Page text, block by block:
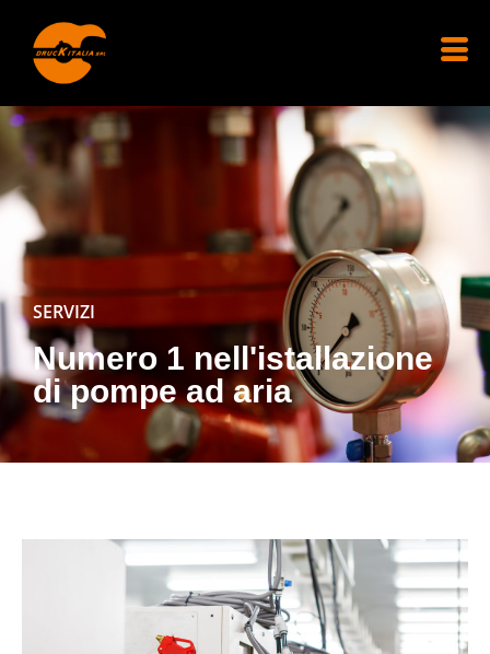
SERVIZI
Numero 1 nell'istallazione
di pompe ad aria